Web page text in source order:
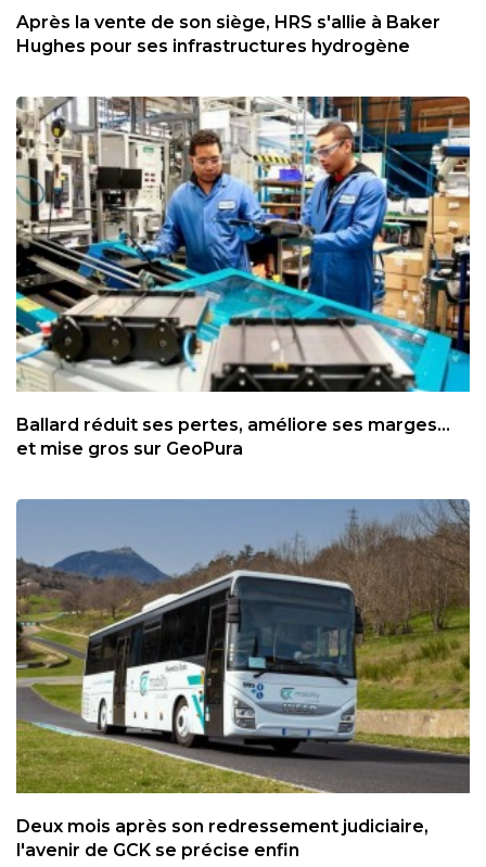
Après la vente de son siège, HRS s'allie à Baker
Hughes pour ses infrastructures hydrogène
Ballard réduit ses pertes, améliore ses marges...
et mise gros sur GeoPura
Deux mois après son redressement judiciaire,
l'avenir de GCK se précise enfin